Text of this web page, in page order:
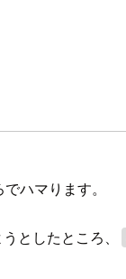
ハマります。
としたところ、